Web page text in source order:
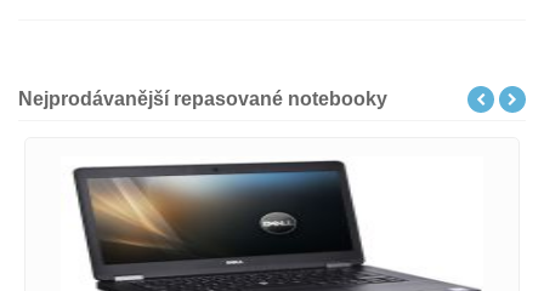
Nejprodávanější repasované notebooky